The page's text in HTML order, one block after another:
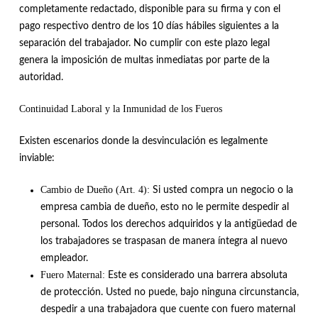
completamente redactado, disponible para su firma y con el
pago respectivo dentro de los 10 días hábiles siguientes a la
separación del trabajador. No cumplir con este plazo legal
genera la imposición de multas inmediatas por parte de la
autoridad .
Continuidad Laboral y la Inmunidad de los Fueros
Existen escenarios donde la desvinculación es legalmente
inviable:
Cambio de Dueño (Art. 4): Si usted compra un negocio o la
empresa cambia de dueño, esto no le permite despedir al
personal .
Todos los derechos adquiridos y la antigüedad de
los trabajadores se traspasan de manera íntegra al nuevo
empleador.
Fuero Maternal: Este es considerado una barrera absoluta
de protección. Usted no puede, bajo ninguna circunstancia,
despedir a una trabajadora que cuente con fuero maternal